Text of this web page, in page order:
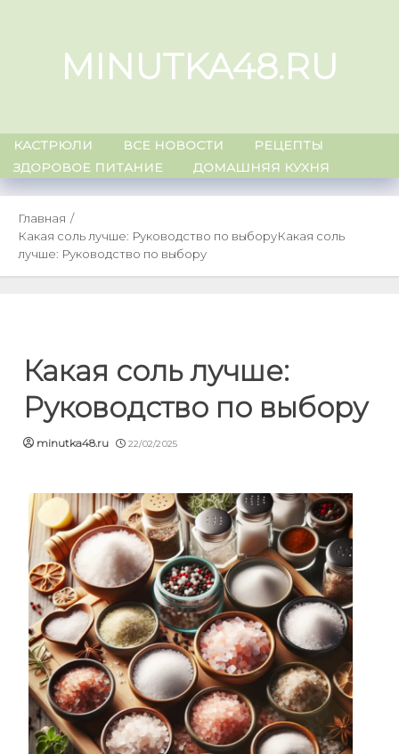
MINUTKA48.RU
КАСТРЮЛИ ВСЕ НОВОСТИ
РЕЦЕПТЫ
ЗДОРОВОЕ ПИТАНИЕ
ДОМАШНЯЯ КУХНЯ
Главная
Какая соль лучше: Руководство по выборуКакая соль
лучше: Руководство по выбору
Какая соль лучше:
Руководство по выбору
minutka48.ru 22/02/2025